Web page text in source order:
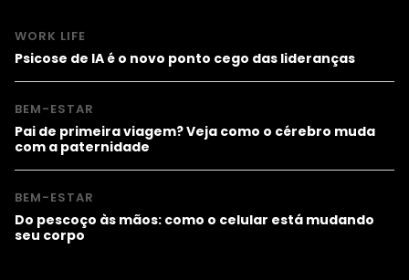
WORK LIFE
Psicose de IA é o novo ponto cego das lideranças
BEM-ESTAR
Pai de primeira viagem? Veja como o cérebro muda
com a paternidade
BEM-ESTAR
Do pescoço às mãos: como o celular está mudando
seu corpo